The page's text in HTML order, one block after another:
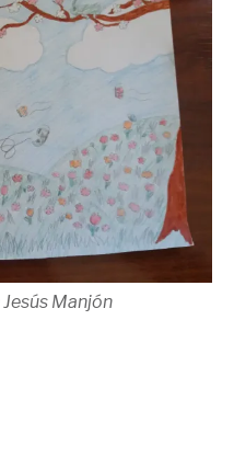
Manjón